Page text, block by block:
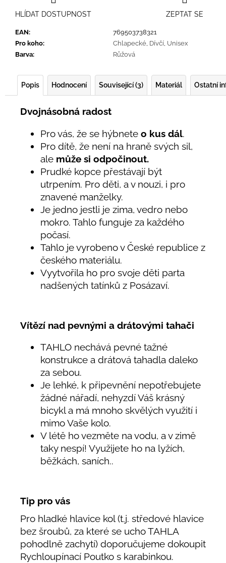
EAN:
769503738321
Pro koho: Chlapecké, Dívčí, Unisex
Barva: Růžová
ZEPTAT SE
HLÍDAT DOSTUPNOST
Popis Hodnocení Související (3) Ostatní
Materiál
Dvojnásobná radost
Pro vás, že se hýbnete o kus dál.
Pro dítě, že není na hraně svých sil,
ale může si odpočinout.
Prudké kopce přestávají být
utrpením. Pro děti, a v nouzi, i pro
znavené manželky.
Je jedno jestli je zima, vedro nebo
mokro. Tahlo funguje za každého
počasí.
Tahlo je vyrobeno v České republice z
českého materiálu.
Vyytvořila ho pro svoje děti parta
nadšených tatínků z Posázaví.
Vítězí nad pevnými a drátovými tahači
TAHLO nechává pevné tažné
konstrukce a drátová tahadla daleko
za sebou.
Je lehké, k připevnění nepotřebujete
žádné nářadí, nehyzdí Váš krásný
bicykl a má mnoho skvělých využití i
mimo Vaše kolo.
V létě ho vezměte na vodu, a v zimě
taky nespí! Využijete ho na lyžích,
běžkách, saních..
Tip pro vás
Pro hladké hlavice kol (t.j. středové hlavice
bez šroubů, za které se ucho TAHLA
pohodlně zachytí) doporučujeme dokoupit
Rychloupínací Poutko s karabinkou.